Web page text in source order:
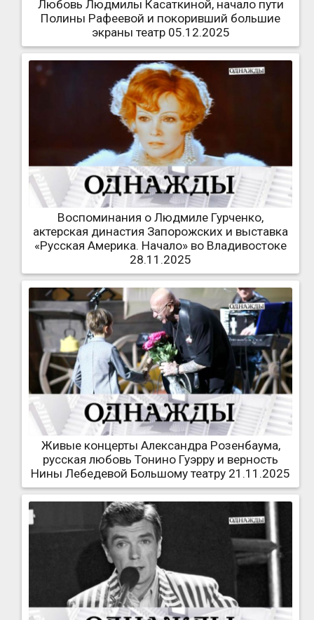
Любовь Людмилы Касаткиной, начало пути
Полины Рафеевой и покоривший большие
экраны театр 05.12.2025
Воспоминания о Людмиле Гурченко,
актерская династия Запорожских и выставка
«Русская Америка. Начало» во Владивостоке
28.11.2025
Живые концерты Александра Розенбаума,
русская любовь Тонино Гуэрру и верность
Нины Лебедевой Большому театру 21.11.2025